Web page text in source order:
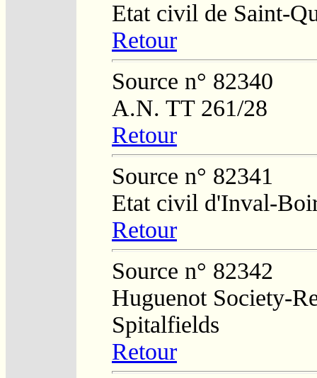
Etat civil de Saint-
Retour
Source n° 82340
A.N. TT 261/28
Retour
Source n° 82341
Etat civil d'Inval-
Retour
Source n° 82342
Huguenot Society-
Spitalfields
Retour